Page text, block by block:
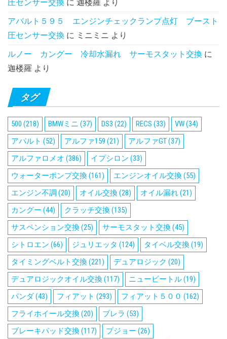
圧センサー交換 に 迦楼羅 より
アバルト５９５ エンジンチェックランプ点灯 ブースト
圧センサー交換 に ミニミニ より
ルノー カングー 冷却水漏れ サーモスタット交換 に
迦楼羅 より
タグ
500 (218) BMWミニ (37) DS3 (22) RECS (33) VW(34)
アバルト (52) アルファ159 (21) アルファGT(37)
アルファロメオ (386) イプシロン (33)
ウォーターポンプ交換(161) エンジンオイル交換(55)
エンジン不調 (20) オイル交換(28) オイル漏れ(21)
カングー (44) クラッチ交換(135)
サスペンション交換(25) サーモスタット交換(45)
シトロエン (66) ジュリエッタ (124) タイベル交換(19)
タイミングベルト交換(221) デュアロジック (20)
デュアロジックオイル交換(117) ニュービートル(19)
パンダ(43) フィアット (293) フィアット５００ (162)
フライホイール交換(20) ブレラ (53)
ブレーキパッド交換(117) プジョー (26)